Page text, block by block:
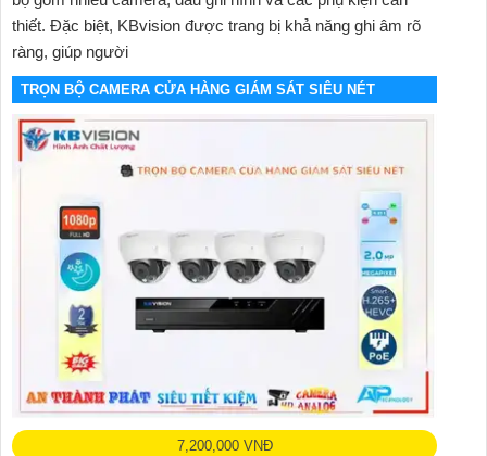
thiết. Đặc biệt, KBvision được trang bị khả năng ghi âm rõ
ràng, giúp người
TRỌN BỘ CAMERA CỬA HÀNG GIÁM SÁT SIÊU NÉT
7,200,000 VNĐ